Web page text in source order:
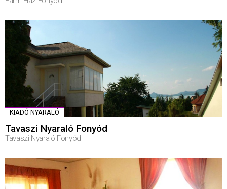
KIADÓ NYARALÓ
Tavaszi Nyaraló Fonyód
Tavaszi Nyaraló Fonyód